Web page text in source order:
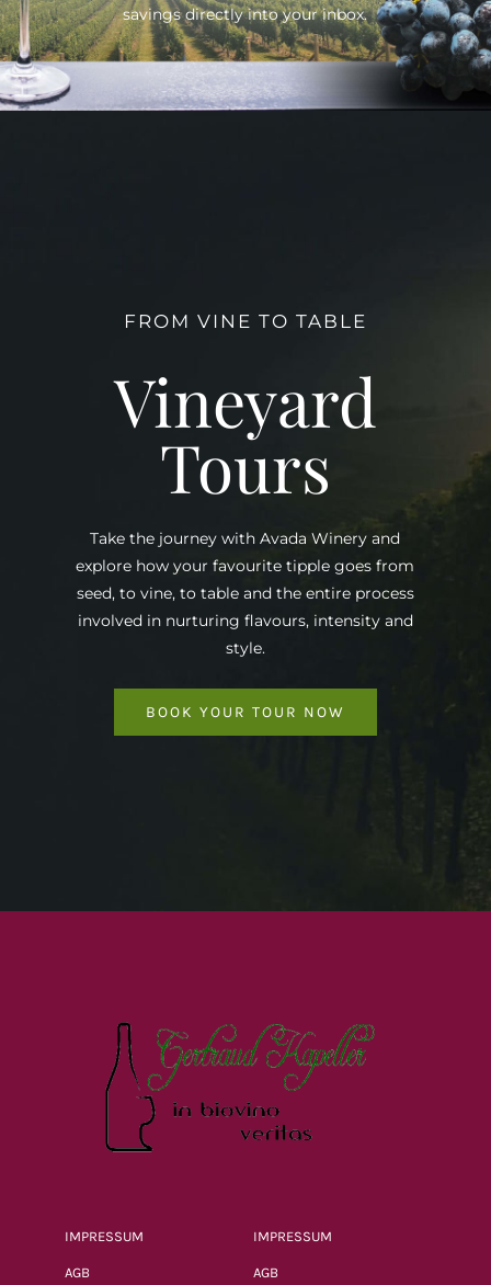
savings directly into your inbox.
FROM VINE TO TABLE
Vineyard
Tours
Take the journey with Avada Winery and
explore how your favourite tipple goes from
seed, to vine, to table and the entire process
involved in nurturing flavours, intensity and
style.
BOOK YOUR TOUR NOW
IMPRESSUM
AGB
IMPRESSUM
AGB